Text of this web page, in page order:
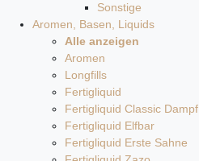
Sonstige
Aromen, Basen, Liquids
Alle anzeigen
Aromen
Longfills
Fertigliquid
Fertigliquid Classic Dampf
Fertigliquid Elfbar
Fertigliquid Erste Sahne